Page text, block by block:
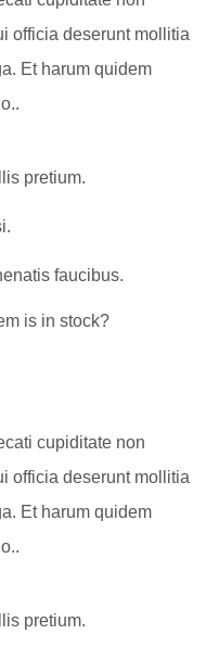
officia deserunt mollitia
Et harum quidem
pretium.
faucibus.
is in stock?
cupiditate non
officia deserunt mollitia
Et harum quidem
pretium.